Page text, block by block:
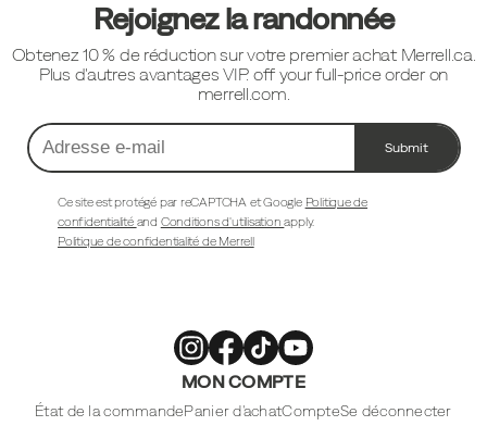
page
Rejoignez la randonnée
Obtenez 10 % de réduction sur votre premier achat Merrell.ca.
Plus d'autres avantages VIP. off your full-price order on
merrell.com.
Adresse
e-
mail
Submit
Ce site est protégé par reCAPTCHA et Google Politique de
confidentialité and Conditions d'utilisationapply.
Politique de confidentialité de Merrell
FootwearFootwear
sur
Footwear
sur
Footwear
sur
MON COMPTE
État de la commandePanier d'achatCompteSe déconnecter